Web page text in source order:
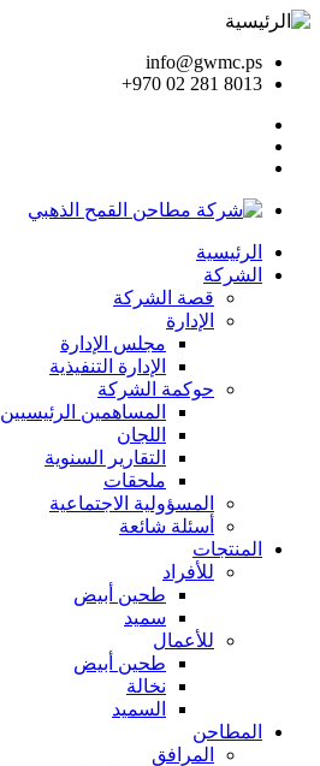
info@gwmc.ps
+970 02 281 8013
الرئيسية
الشركة
قصة الشركة
الإدارة
مجلس الإدارة
الإدارة التنفيذية
حوكمة الشركة
المساهمين الرئيسيين
اللجان
التقارير السنوية
ملحقات
المسؤولية الاجتماعية
أسئلة شائعة
المنتجات
للأفراد
طحين أبيض
سميد
للأعمال
طحين أبيض
نخالة
السميد
المطاحن
المرافق